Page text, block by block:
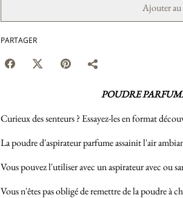
Ajouter au
PARTAGER
POUDRE
Curieux des senteurs ? Essayez-les en format
La poudre d'aspirateur parfume assainit l'air
Vous pouvez l'utiliser avec un aspirateur avec ou
Vous n'êtes pas obligé de remettre de la poudre à